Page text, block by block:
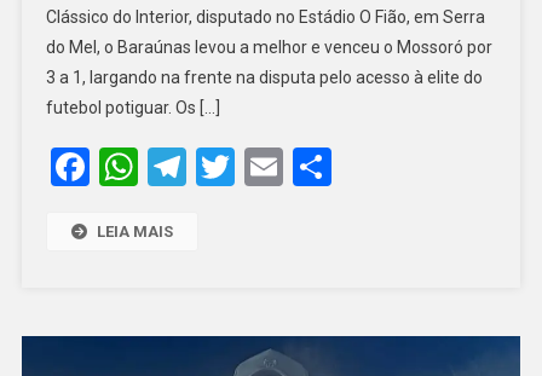
MOSSORÓ
E
LARGA
Clássico do Interior, disputado no Estádio O Fião, em Serra
do Mel, o Baraúnas levou a melhor e venceu o Mossoró por
3 a 1, largando na frente na disputa pelo acesso à elite do
futebol potiguar. Os […]
Facebook
WhatsApp
Telegram
Twitter
EmailShare
LEIA MAIS